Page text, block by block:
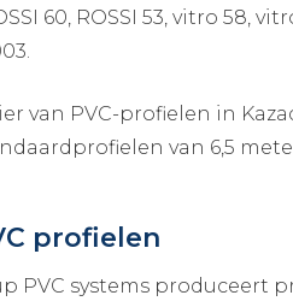
60, ROSSI 53, vitro 58,
van PVC-profielen in
van 6,5
profielen
PVC systems